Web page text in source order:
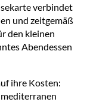
verbindet
und zeitgemäß
den kleinen
Abendessen
ihre Kosten: